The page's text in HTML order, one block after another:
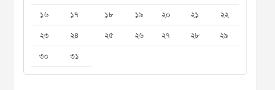
১৬
১৭ ১৮ ১৯ ২০ ২১
২২
২৩
২৪ ২৫ ২৬ ২৭ ২৮
২৯
৩০
৩১